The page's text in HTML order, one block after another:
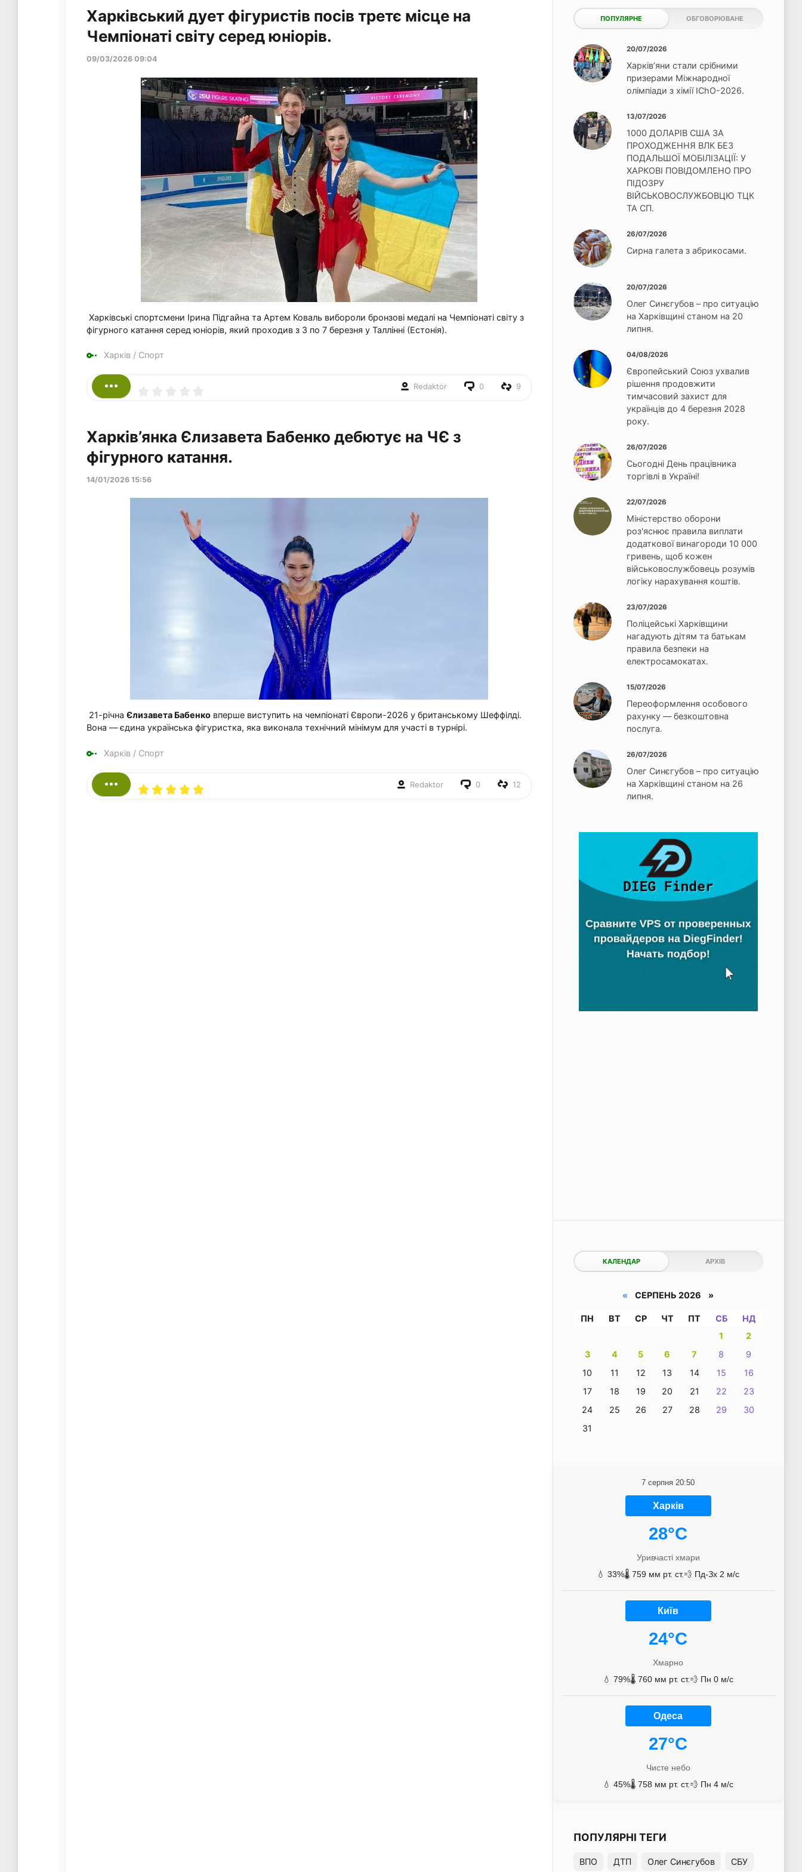
Харківський дует фігуристів посів третє місце на
Чемпіонаті світу серед юніорів.
09/03/2026 09:04
Харківські спортсмени Ірина Підгайна та Артем Коваль вибороли бронзові медалі на Чемпіонаті світу з
фігурного катання серед юніорів, який проходив з 3 по 7 березня у Таллінні (Естонія).
Харків / Спорт
Redaktor 0 9
Харків’янка Єлизавета Бабенко дебютує на ЧЄ з
фігурного катання.
14/01/2026 15:56
21-річна Єлизавета Бабенко вперше виступить на чемпіонаті Європи-2026 у британському Шеффілді.
Вона — єдина українська фігуристка, яка виконала технічний мінімум для участі в турнірі.
Харків / Спорт
Redaktor 0 12
ПОПУЛЯРНЕ ОБГОВОРЮВАНЕ
20/07/2026
Харків’яни стали срібними
призерами Міжнародної
олімпіади з хімії IChO-2026.
13/07/2026
1000 ДОЛАРІВ США ЗА
ПРОХОДЖЕННЯ ВЛК БЕЗ
ПОДАЛЬШОЇ МОБІЛІЗАЦІЇ: У
ХАРКОВІ ПОВІДОМЛЕНО ПРО
ПІДОЗРУ
ВІЙСЬКОВОСЛУЖБОВЦЮ ТЦК
ТА СП.
26/07/2026
Сирна галета з абрикосами.
20/07/2026
Олег Синєгубов – про ситуацію
на Харківщині станом на 20
липня.
04/08/2026
Європейський Союз ухвалив
рішення продовжити
тимчасовий захист для
українців до 4 березня 2028
року.
26/07/2026
Сьогодні День працівника
торгівлі в Україні!
22/07/2026
Міністерство оборони
роз'яснює правила виплати
додаткової винагороди 10 000
гривень, щоб кожен
військовослужбовець розумів
логіку нарахування коштів.
23/07/2026
Поліцейські Харківщини
нагадують дітям та батькам
правила безпеки на
електросамокатах.
15/07/2026
Переоформлення особового
рахунку — безкоштовна
послуга.
26/07/2026
Олег Синєгубов – про ситуацію
на Харківщині станом на 26
липня.
КАЛЕНДАР АРХІВ
« СЕРПЕНЬ 2026 »
ПН ВТ СР ЧТ ПТ СБ
НД
1
2
3
4 5 6 7 8
9
10
11 12 13 14 15
16
17
18 19 20 21 22
23
24
25 26 27 28 29
30
31
7 серпня 20:50
Харків
28°C
Уривчасті хмари
💧 33%🌡️ 759 мм рт. ст.💨 Пд-Зх 2 м/с
Київ
24°C
Хмарно
💧 79%🌡️ 760 мм рт. ст.💨 Пн 0 м/с
Одеса
27°C
Чисте небо
💧 45%🌡️ 758 мм рт. ст.💨 Пн 4 м/с
ПОПУЛЯРНІ ТЕГИ
ВПО ДТП Олег Синєгубов СБУ